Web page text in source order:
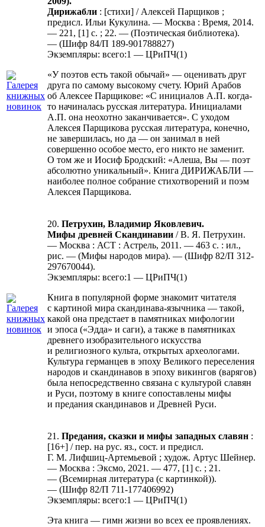
Дирижабли : [стихи] / Алексей Парщиков ;
предисл. Ильи Кукулина. — Москва : Время, 2014.
— 221, [1] с. ; 22. — (Поэтическая библиотека).
— (Шифр 84/П 189-901788827)
Экземпляры: всего:1 — ЦРиПЧ(1)
«У поэтов есть такой обычай» — оценивать друг
друга по самому высокому счету. Юрий Арабов
об Алексее Парщикове: «С инициалов А.П. когда-
то начиналась русская литература. Инициалами
А.П. она неохотно заканчивается». С уходом
Алексея Парщикова русская литература, конечно,
не завершилась, но да — он занимал в ней
совершенно особое место, его никто не заменит.
О том же и Иосиф Бродский: «Алеша, Вы — поэт
абсолютно уникальный». Книга ДИРИЖАБЛИ —
наиболее полное собрание стихотворений и поэм
Алексея Парщикова.
20. Петрухин, Владимир Яковлевич.
Мифы древней Скандинавии / В. Я. Петрухин.
— Москва : АСТ : Астрель, 2011. — 463 с. : ил.,
рис. — (Мифы народов мира). — (Шифр 82/П 312-
297670044).
Экземпляры: всего:1 — ЦРиПЧ(1)
Книга в популярной форме знакомит читателя
с картиной мира скандинава-язычника — такой,
какой она предстает в памятниках мифологии
и эпоса («Эдда» и саги), а также в памятниках
древнего изобразительного искусства
и религиозного культа, открытых археологами.
Культура германцев в эпоху Великого переселения
народов и скандинавов в эпоху викингов (варягов)
была непосредственно связана с культурой славян
и Руси, поэтому в книге сопоставлены мифы
и предания скандинавов и Древней Руси.
21. Предания, сказки и мифы западных славян :
[16+] / пер. на рус. яз., сост. и предисл.
Г. М. Лифшиц-Артемьевой ; худож. Артус Шейнер.
— Москва : Эксмо, 2021. — 477, [1] с. ; 21.
— (Всемирная литература (с картинкой)).
— (Шифр 82/П 711-177406992)
Экземпляры: всего:1 — ЦРиПЧ(1)
Эта книга — гимн жизни во всех ее проявлениях.